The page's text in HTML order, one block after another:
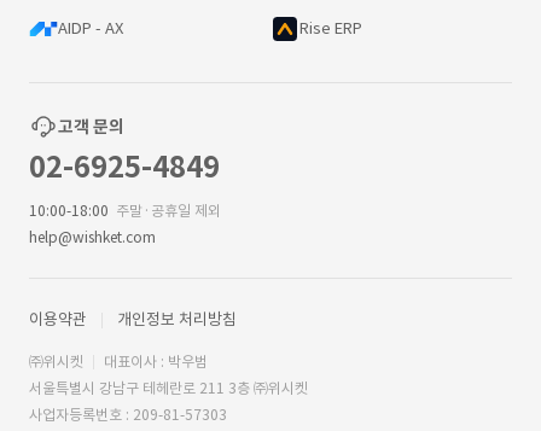
AIDP - AX Rise ERP
고객 문의
02-6925-4849
10:00-18:00 주말·공휴일 제외
help@wishket.com
이용약관 개인정보 처리방침
㈜위시켓
대표이사 : 박우범
서울특별시 강남구 테헤란로 211 3층 ㈜위시켓
사업자등록번호 : 209-81-57303